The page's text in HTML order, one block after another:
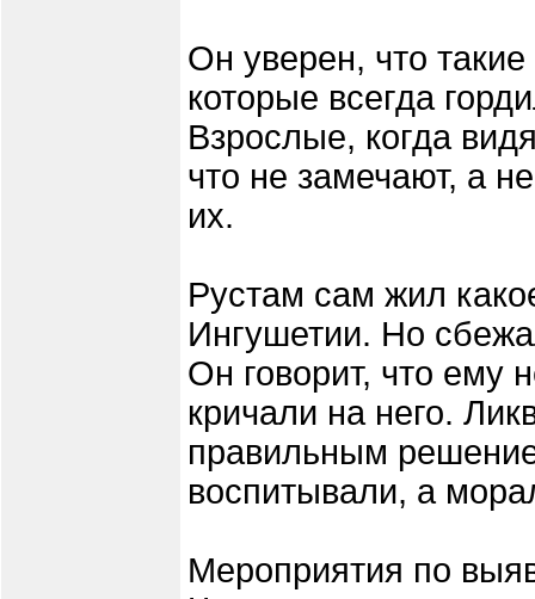
Он уверен, что
которые всегда
Взрослые, когда
что не замечают, а
их.
Рустам сам жил
Ингушетии. Но
Он говорит, что ему
кричали на него.
правильным
воспитывали, а
Мероприятия по